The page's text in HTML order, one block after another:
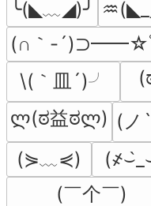
╰(◣﹏◢)╯
(∩｀-´)⊃━━☆ﾟ
\(｀皿´)╯
ლ(ಠ益ಠლ) (
(⋟﹏⋞)
(￣个￣)